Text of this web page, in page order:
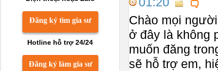
Chào mọi
ở đây là không
muốn đăng
sẽ hỗ trợ em,
Đăng ký tìm gia sư
Hotline hỗ trợ 24/24
Đăng ký làm gia sư